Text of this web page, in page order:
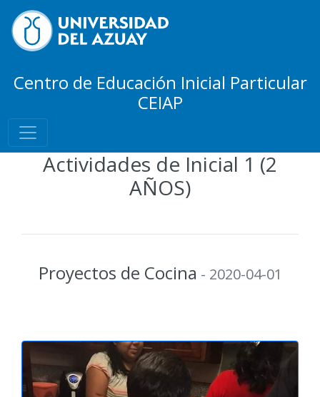
Centro de Educación Inicial Particular
CEIAP
Actividades de Inicial 1 (2
AÑOS)
Proyectos de Cocina - 2020-04-01